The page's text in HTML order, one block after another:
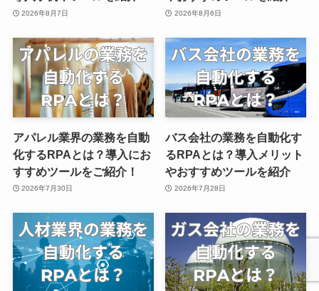
2026年8月7日 2026年8月6日
アパレル業界の業務を自動
化するRPAとは？導入にお
すすめツールをご紹介！
2026年7月30日
バス会社の業務を自動化す
るRPAとは？導入メリット
やおすすめツールを紹介
2026年7月28日